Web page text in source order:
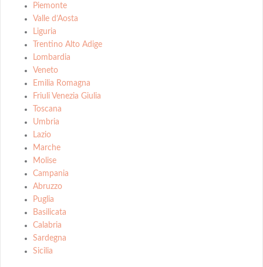
Piemonte
Valle d’Aosta
Liguria
Trentino Alto Adige
Lombardia
Veneto
Emilia Romagna
Friuli Venezia Giulia
Toscana
Umbria
Lazio
Marche
Molise
Campania
Abruzzo
Puglia
Basilicata
Calabria
Sardegna
Sicilia